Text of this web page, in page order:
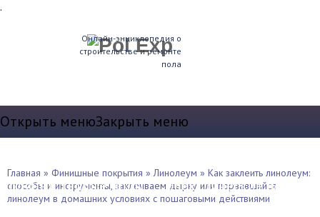
.
Онлайн-энциклопедия о
строительстве и ремонте
пола
Открыть менюЗакрыть меню
Водяные теплые полы
Электрические полы
Главная » Финишные покрытия »Линолеум » Как заклеить линолеум:
способы и инструменты, заклеиваем дырку или порвавшийся
линолеум в домашних условиях с пошаговыми действиями